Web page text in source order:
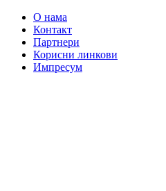
О нама
Контакт
Партнери
Корисни линкови
Импресум